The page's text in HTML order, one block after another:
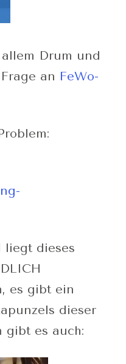
Drum und
an FeWo-
liegt dieses
es gibt ein
dieser
gibt es auch: